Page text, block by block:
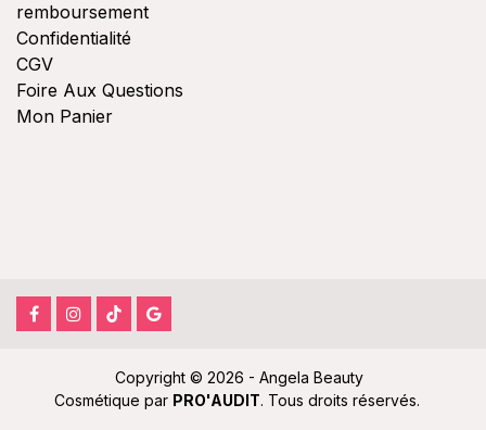
remboursement
Confidentialité
CGV
Foire Aux Questions
Mon Panier
Copyright © 2026 - Angela Beauty
Cosmétique par PRO'AUDIT. Tous droits réservés.